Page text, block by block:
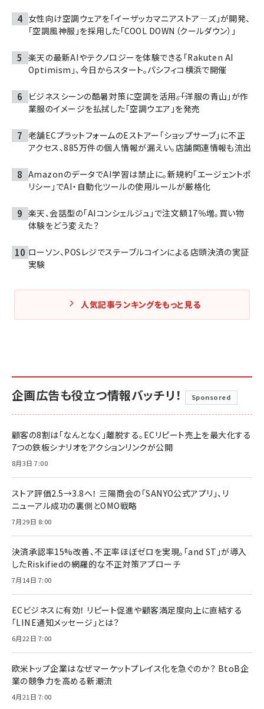
女性向け空調ウェアを「イーザッカマニアストア―ズ」が開発、
「空調風神服」を採用した「COOL DOWN（クールダウン）」
楽天の最新AIやテクノロジーを体験できる「Rakuten AI
Optimism」、今日からスタート。パシフィコ横浜で開催
ビジネスシーンの酷暑対策に空調を活用――。「洋服の青山」が作
業服のイメージを払拭した「空調ウエア」を発売
老舗ECプラットフォームのEストアー「ショップサーブ」に不正
アクセス、885万件の個人情報が漏えい。店舗関連情報も流出
AmazonのデータでAI学習は禁止に。新規約「エージェントポ
リシー」でAI・自動化ツールの使用ルールが厳格化
楽天、会話型の「AIコンシェルジュ」で注文額17％増。買い物
体験をどう変えた？
ローソン、POSレジでステーブルコインによる店頭決済の実証
実験
人気記事ランキングをもっと見る
企画広告も役立つ情報バッチリ！ Sponsored
顧客の8割は「なんとなく」離脱する。ECリピート売上を最大化する
7つの鉄板シナリオをアクションリンクが公開
8月3日 7:00
ストア評価2.5→3.8へ！ 三陽商会の「SANYO公式アプリ」、リ
ニューアル成功の裏側とOMO戦略
7月29日 8:00
決済承認率15%改善、不正率ほぼゼロを実現。「and ST」が導入
したRiskifiedの網羅的な不正対策アプローチ
7月14日 7:00
ECビジネスに有効！ リピート促進や顧客満足度向上に直結する
「LINE通知メッセージ」とは？
6月22日 7:00
欧米トップ企業はなぜマーケットプレイス化を急ぐのか？ BtoB企
業の競争力を高める新潮流
4月21日 7:00